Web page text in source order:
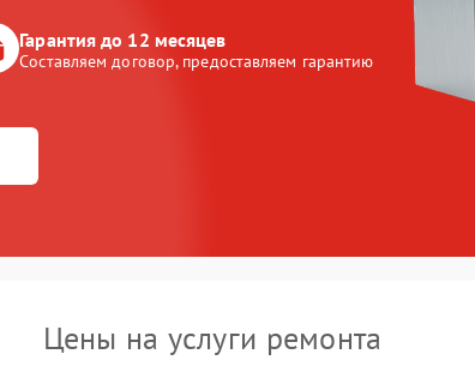
Гарантия до 12 месяцев
Составляем договор, предоставляем гарантию
Цены на услуги ремонта